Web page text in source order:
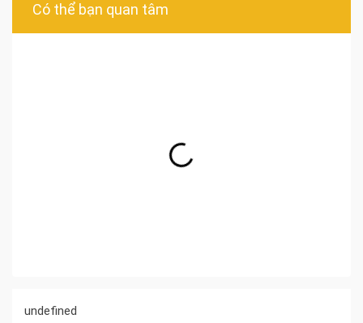
Có thể bạn quan tâm
undefined